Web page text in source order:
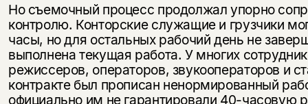
Но съемочный процесс продолжал упорно
контролю. Конторские служащие и грузчики
часы, но для остальных рабочий день не
выполнена текущая работа. У многих
режиссеров, операторов, звукооператоров и
контракте был прописан ненормированный
официально им не гарантировали 40-часовую